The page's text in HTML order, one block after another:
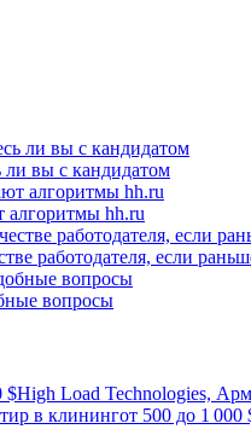
ли вы с кандидатом
алгоритмы hh.ru
работодателя, если
вопросы
$High Load Technologies,
в клинингот 500 до 1 000